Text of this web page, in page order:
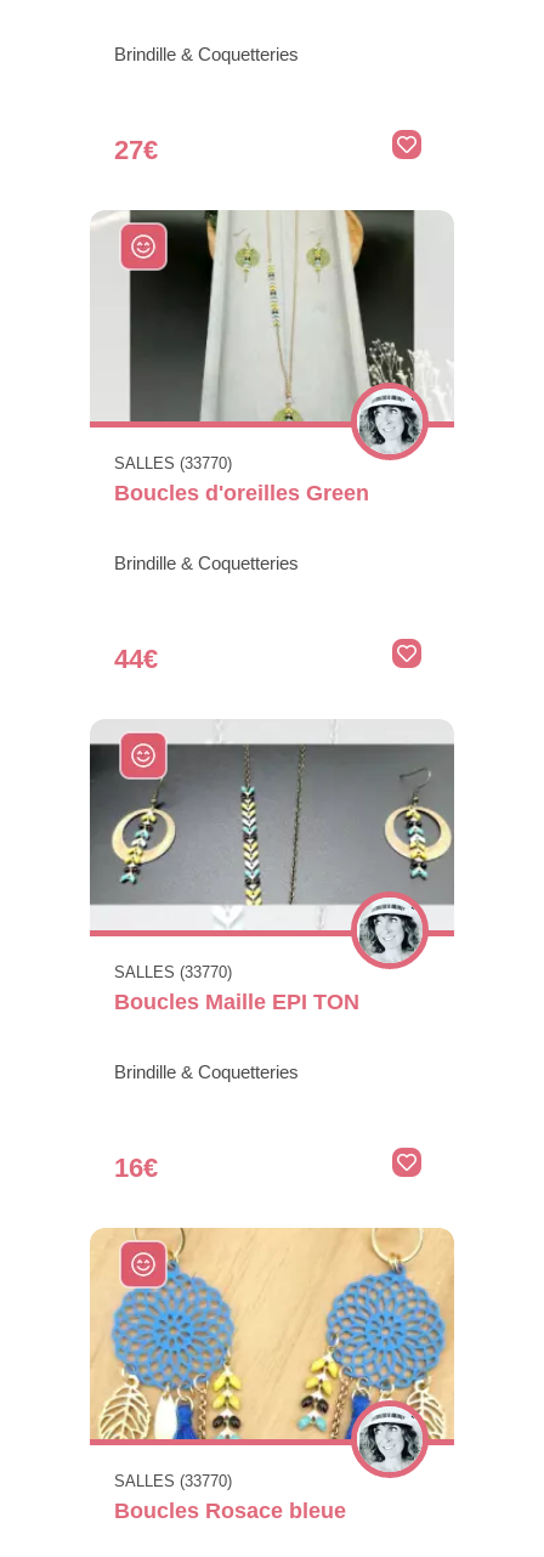
Brindille & Coquetteries
27€
SALLES (33770)
Boucles d'oreilles Green
Brindille & Coquetteries
44€
SALLES (33770)
Boucles Maille EPI TON
Brindille & Coquetteries
16€
SALLES (33770)
Boucles Rosace bleue